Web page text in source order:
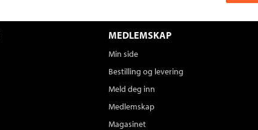
MEDLEMSKAP
Min side
Bestilling og levering
Meld deg inn
Medlemskap
Magasinet